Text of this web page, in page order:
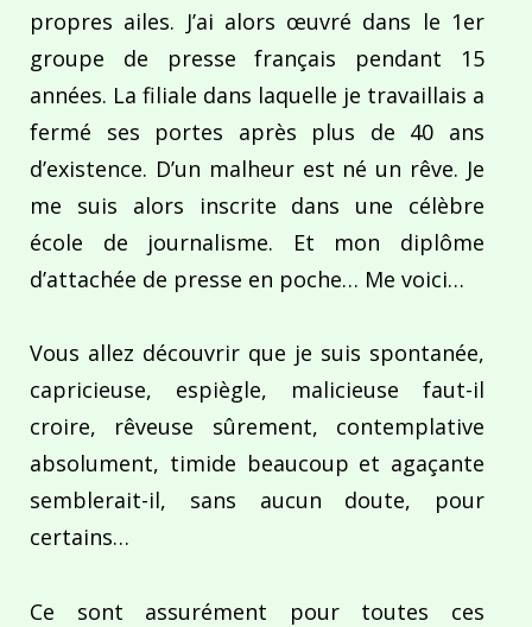
propres ailes. J’ai alors œuvré dans le 1er
groupe de presse français pendant 15
années. La filiale dans laquelle je travaillais a
fermé ses portes après plus de 40 ans
d’existence. D’un malheur est né un rêve. Je
me suis alors inscrite dans une célèbre
école de journalisme. Et mon diplôme
d’attachée de presse en poche… Me voici…
Vous allez découvrir que je suis spontanée,
capricieuse, espiègle, malicieuse faut-il
croire, rêveuse sûrement, contemplative
absolument, timide beaucoup et agaçante
semblerait-il, sans aucun doute, pour
certains…
Ce sont assurément pour toutes ces